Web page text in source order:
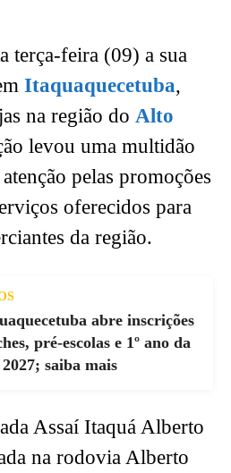
terça-feira (09) a sua
Itaquaquecetuba,
na região do Alto
levou uma multidão
pelas promoções
oferecidos para
da região.
abre inscrições
pré-escolas e 1º ano da
saiba mais
Assaí Itaquá Alberto
na rodovia Alberto